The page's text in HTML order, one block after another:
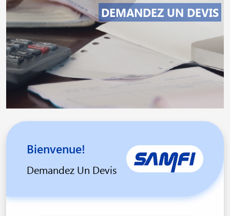
DEMANDEZ UN DEVIS
Bienvenue!
Demandez Un Devis